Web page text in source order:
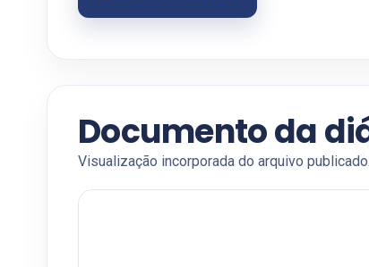
Documento da
Visualização incorporada do arquivo